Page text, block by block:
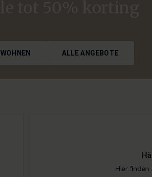
WOHNEN ALLE ANGEBOTE
Hier finden